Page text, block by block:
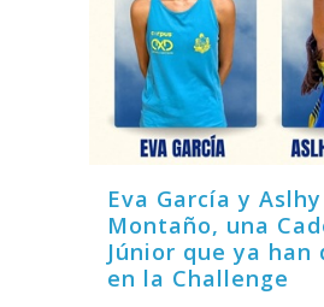
Eva García y Aslhy
Montaño, una
Júnior que ya han
en la Challenge